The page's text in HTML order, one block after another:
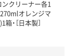
クリーナー各1
オレンジマ
・［日本製］